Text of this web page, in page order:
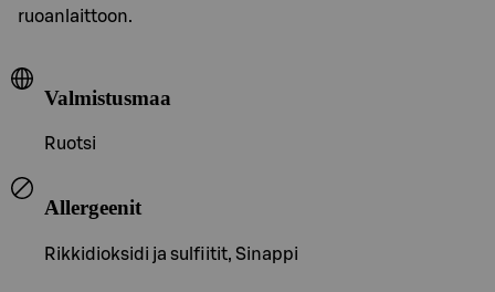
ruoanlaittoon.
Valmistusmaa
Ruotsi
Allergeenit
Rikkidioksidi ja sulfiitit, Sinappi